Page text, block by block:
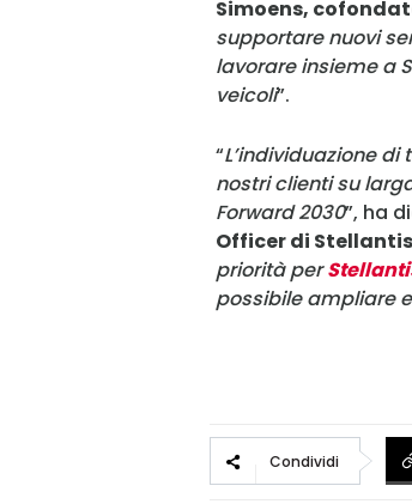
Simoens,
supportare nuovi
lavorare insieme a
veicoli”.
“L’individuazione
nostri clienti su
Forward 2030”, ha
Officer di Stellantis
priorità per
possibile ampliare
Condividi